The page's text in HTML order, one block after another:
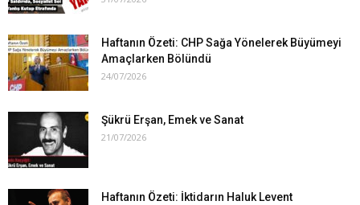
Haftanın Özeti: CHP Sağa Yönelerek Büyümeyi
Amaçlarken Bölündü
24/07/2026
Şükrü Erşan, Emek ve Sanat
21/07/2026
Haftanın Özeti: İktidarın Haluk Levent